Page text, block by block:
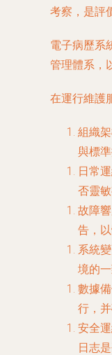
考察，是評
電子病歷系
管理體系，
在運行維護
組織
與標
日常
否靈
故障
告，
系統
境的
數據
行，
安全
日志